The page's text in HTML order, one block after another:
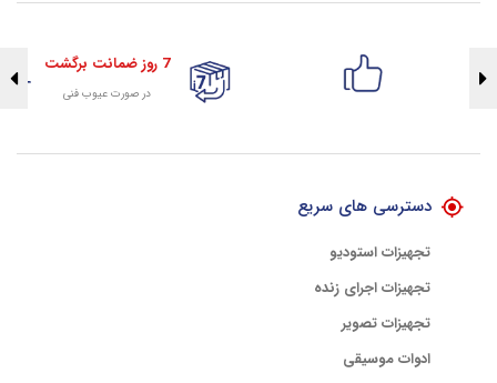
7 روز ضمانت برگشت
در صورت عیوب فنی
دسترسی های سریع
تجهیزات استودیو
تجهیزات اجرای زنده
تجهیزات تصویر
ادوات موسیقی